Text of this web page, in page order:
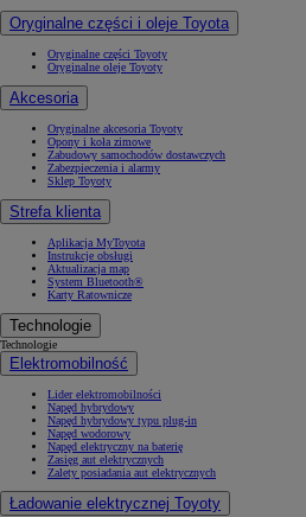
Oryginalne części i oleje Toyota
Oryginalne części Toyoty
Oryginalne oleje Toyoty
Akcesoria
Oryginalne akcesoria Toyoty
Opony i koła zimowe
Zabudowy samochodów dostawczych
Zabezpieczenia i alarmy
Sklep Toyoty
Strefa klienta
Aplikacja MyToyota
Instrukcje obsługi
Aktualizacja map
System Bluetooth®
Karty Ratownicze
Technologie
Technologie
Elektromobilność
Lider elektromobilności
Napęd hybrydowy
Napęd hybrydowy typu plug-in
Napęd wodorowy
Napęd elektryczny na baterię
Zasięg aut elektrycznych
Zalety posiadania aut elektrycznych
Ładowanie elektrycznej Toyoty